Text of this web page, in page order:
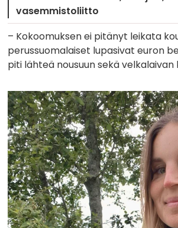
vasemmistoliitto
– Kokoomuksen ei pitänyt leikata
perussuomalaiset lupasivat euron
piti lähteä nousuun sekä velkalaivan